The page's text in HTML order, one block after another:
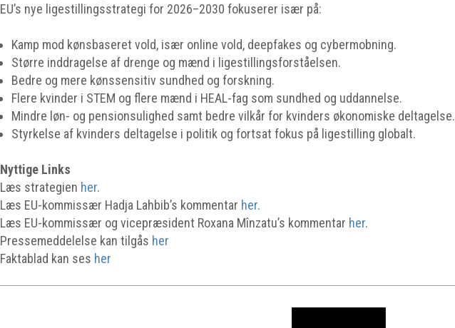
EU’s nye ligestillingsstrategi for 2026–2030 fokuserer især på:
Kamp mod kønsbaseret vold, især online vold, deepfakes og cybermobning.
Større inddragelse af drenge og mænd i ligestillingsforståelsen.
Bedre og mere kønssensitiv sundhed og forskning.
Flere kvinder i STEM og flere mænd i HEAL-fag som sundhed og uddannelse.
Mindre løn- og pensionsulighed samt bedre vilkår for kvinders økonomiske deltagelse.
Styrkelse af kvinders deltagelse i politik og fortsat fokus på ligestilling globalt.
Nyttige Links
Læs strategien her.
Læs EU-kommissær Hadja Lahbib’s kommentar her.
Læs EU-kommissær og vicepræsident Roxana Mînzatu’s kommentar her.
Pressemeddelelse kan tilgås her
Faktablad kan ses her